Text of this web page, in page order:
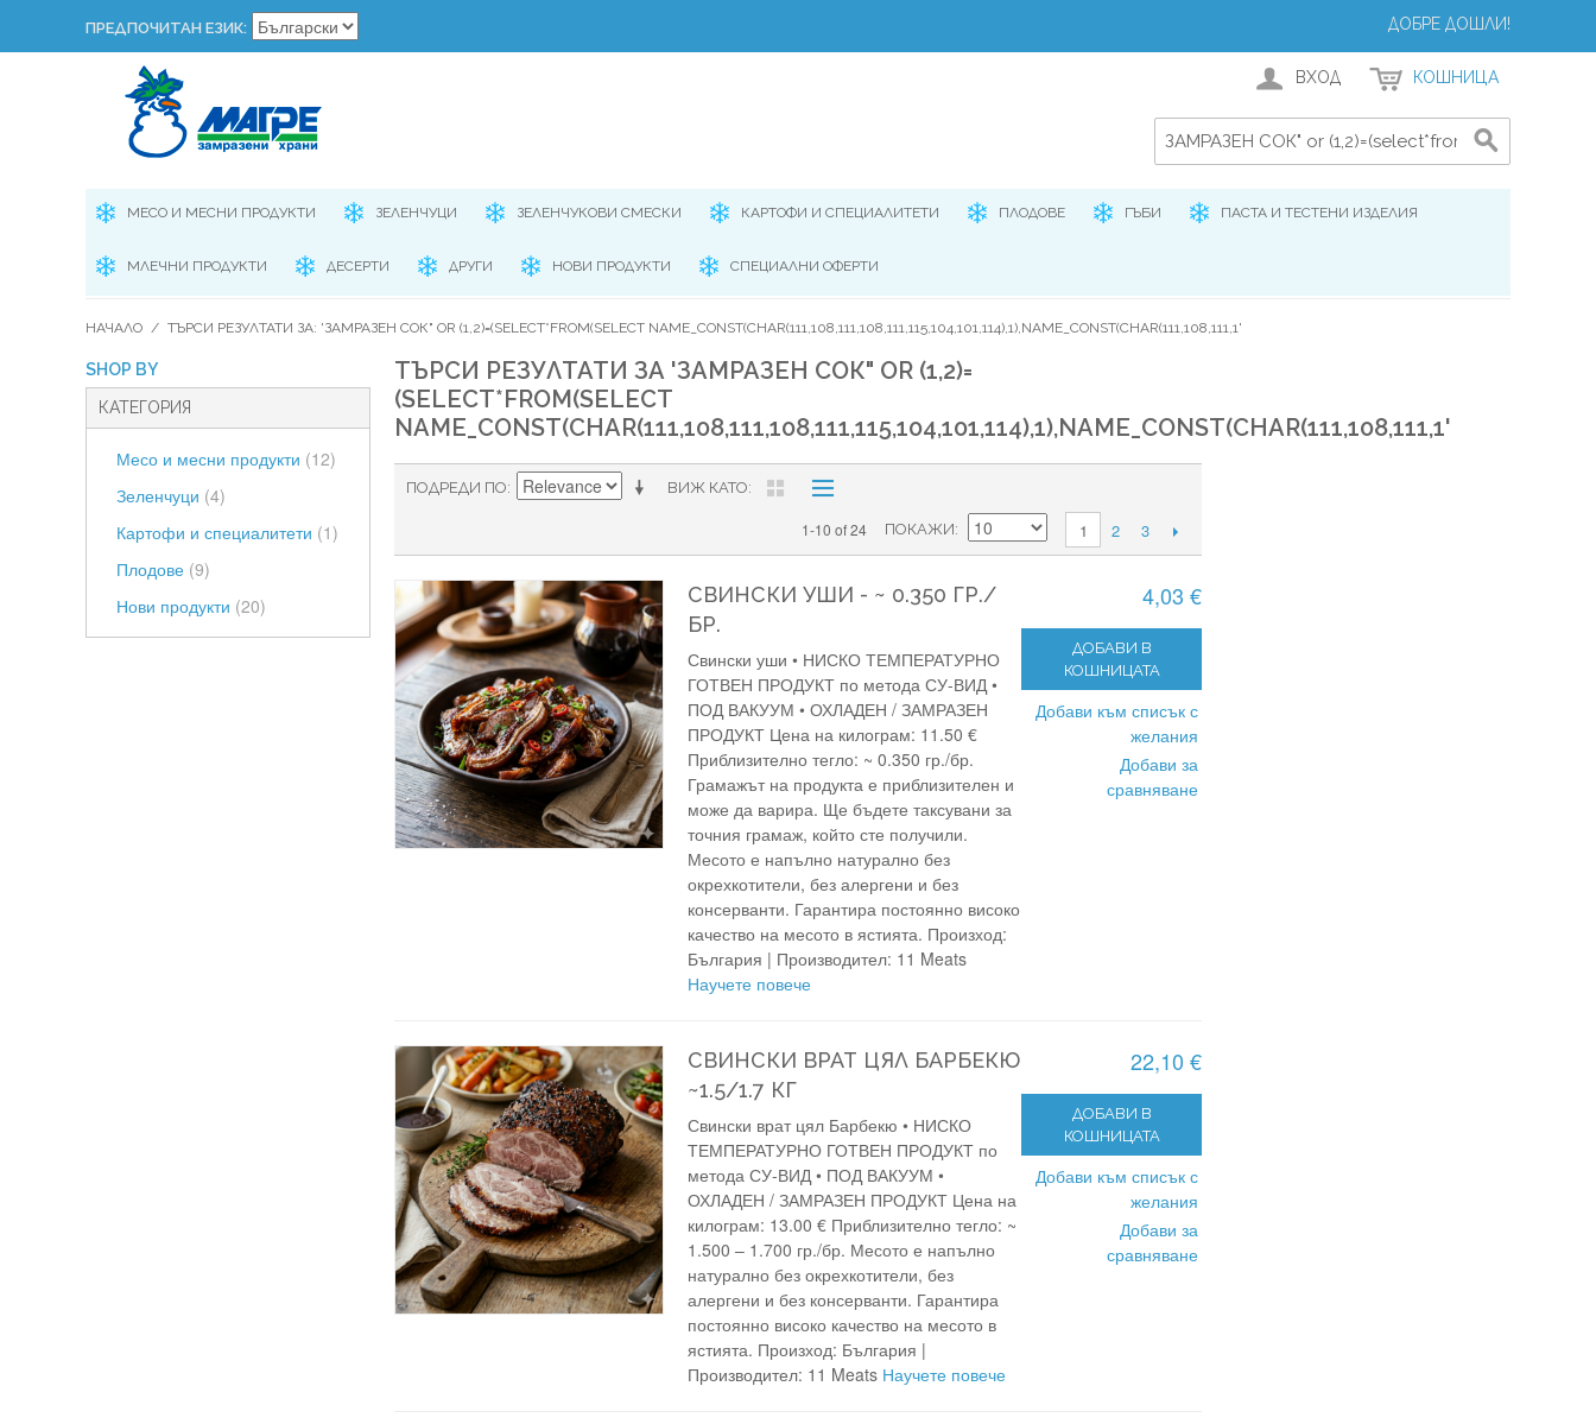
ПРЕДПОЧИТАН ЕЗИК: ДОБРЕ ДОШЛИ!
ВХОД КОШНИЦА
МЕСО И МЕСНИ ПРОДУКТИ ЗЕЛЕНЧУЦИ ЗЕЛЕНЧУКОВИ СМЕСКИ КАРТОФИ И СПЕЦИАЛИТЕТИ ПЛОДОВЕ ГЪБИ ПАСТА И ТЕСТЕНИ ИЗДЕЛИЯ
МЛЕЧНИ ПРОДУКТИ ДЕСЕРТИ ДРУГИ НОВИ ПРОДУКТИ СПЕЦИАЛНИ ОФЕРТИ
НАЧАЛО / ТЪРСИ РЕЗУЛТАТИ ЗА: 'ЗАМРАЗЕН СОК" OR (1,2)=(SELECT*FROM(SELECT NAME_CONST(CHAR(111,108,111,108,111,115,104,101,114),1),NAME_CONST(CHAR(111,108,111,1'
SHOP BY
КАТЕГОРИЯ
Месо и месни продукти (12)
Зеленчуци (4)
Картофи и специалитети (1)
Плодове (9)
Нови продукти (20)
ТЪРСИ РЕЗУЛТАТИ ЗА 'ЗАМРАЗЕН СОК" OR (1,2)=
(SELECT*FROM(SELECT
NAME_CONST(CHAR(111,108,111,108,111,115,104,101,114),1),NAME_CONST(CHAR(111,108,111,1'
ВИЖ КАТО
ПОДРЕДИ ПО
1-10 of 24 ПОКАЖИ 1 2 3
СВИНСКИ УШИ - ~ 0.350 ГР./
БР.
4,03 €
ДОБАВИ В
КОШНИЦАТА
Добави към списък с
желания
Добави за
сравняване
Свински уши • НИСКО ТЕМПЕРАТУРНО
ГОТВЕН ПРОДУКТ по метода СУ-ВИД •
ПОД ВАКУУМ • ОХЛАДЕН / ЗАМРАЗЕН
ПРОДУКТ Цена на килограм: 11.50 €
Приблизително тегло: ~ 0.350 гр./бр.
Грамажът на продукта е приблизителен и
може да варира. Ще бъдете таксувани за
точния грамаж, който сте получили.
Месото е напълно натурално без
окрехкотители, без алергени и без
консерванти. Гарантира постоянно високо
качество на месото в ястията. Произход:
България | Производител: 11 Meats
Научете повече
СВИНСКИ ВРАТ ЦЯЛ БАРБЕКЮ
~1.5/1.7 КГ
22,10 €
ДОБАВИ В
КОШНИЦАТА
Добави към списък с
желания
Добави за
сравняване
Свински врат цял Барбекю • НИСКО
ТЕМПЕРАТУРНО ГОТВЕН ПРОДУКТ по
метода СУ-ВИД • ПОД ВАКУУМ •
ОХЛАДЕН / ЗАМРАЗЕН ПРОДУКТ Цена на
килограм: 13.00 € Приблизително тегло: ~
1.500 – 1.700 гр./бр. Месото е напълно
натурално без окрехкотители, без
алергени и без консерванти. Гарантира
постоянно високо качество на месото в
ястията. Произход: България |
Производител: 11 Meats Научете повече